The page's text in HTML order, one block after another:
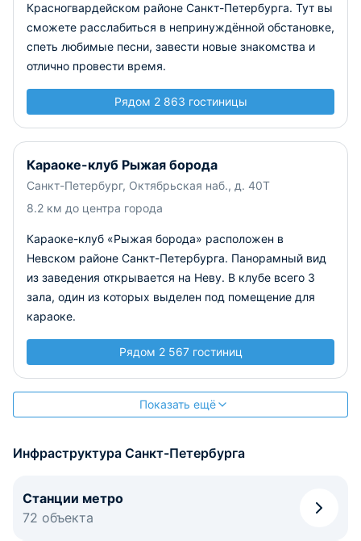
Красногвардейском районе Санкт-Петербурга. Тут вы
сможете расслабиться в непринуждённой обстановке,
спеть любимые песни, завести новые знакомства и
отлично провести время.
Рядом 2 863 гостиницы
Караоке-клуб Рыжая борода
Санкт-Петербург, Октябрьская наб., д. 40Т
8.2 км до центра города
Караоке-клуб «Рыжая борода» расположен в
Невском районе Санкт-Петербурга. Панорамный вид
из заведения открывается на Неву. В клубе всего 3
зала, один из которых выделен под помещение для
караоке.
Рядом 2 567 гостиниц
Показать ещё
Инфраструктура Санкт-Петербурга
Станции метро
72 объекта